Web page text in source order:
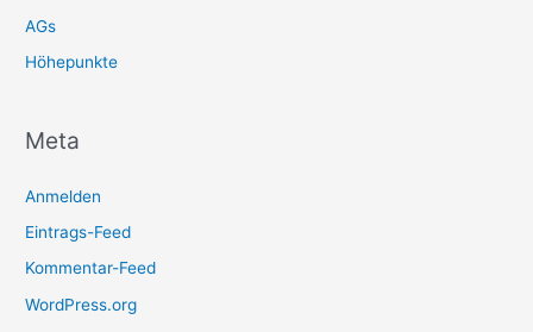
AGs
Höhepunkte
Meta
Anmelden
Eintrags-Feed
Kommentar-Feed
WordPress.org